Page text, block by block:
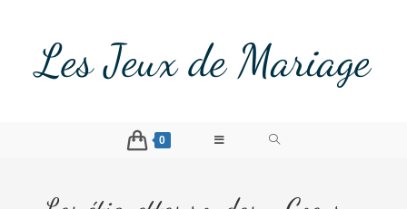
Les Jeux de Mariage
0